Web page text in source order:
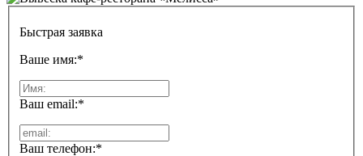
Быстрая заявка
Ваше имя:*
Ваш email:*
Ваш телефон:*